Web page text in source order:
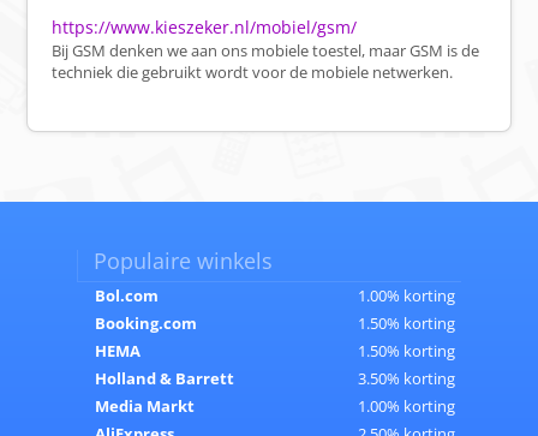
https://www.kieszeker.nl/mobiel/gsm/
Bij GSM denken we aan ons mobiele toestel, maar GSM is de
techniek die gebruikt wordt voor de mobiele netwerken.
Populaire winkels
Bol.com
1.00% korting
Booking.com
1.50% korting
HEMA
1.50% korting
Holland & Barrett
3.50% korting
Media Markt
1.00% korting